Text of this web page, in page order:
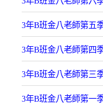
3年B班金八老師第五
3年B班金八老師第四
3年B班金八老師第三
3年B班金八老師第一